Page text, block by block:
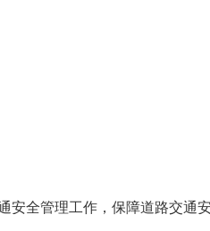
安全管理工作，保障道路交通